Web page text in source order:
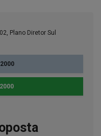
Plano Diretor Sul